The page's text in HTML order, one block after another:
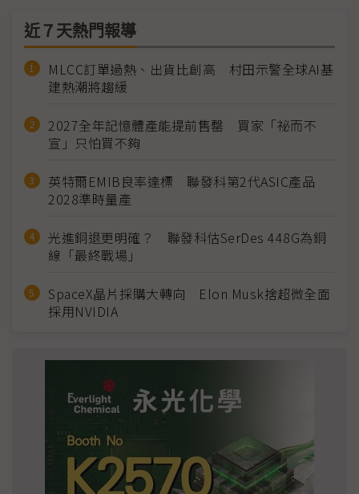
近７天熱門報導
MLCC訂單過熱、出貨比創高 村田示警全球AI基
建熱潮將趨緩
2027全年記憶體產能提前售罄 買家「祕而不
宣」只怕買不夠
英特爾EMIB良率達標 聯發科第2代ASIC產品
2028準時量產
光進銅退更明確？ 聯發科估SerDes 448G為銅
線「最終戰場」
SpaceX晶片採購大轉向 Elon Musk捨超微全面
採用NVIDIA